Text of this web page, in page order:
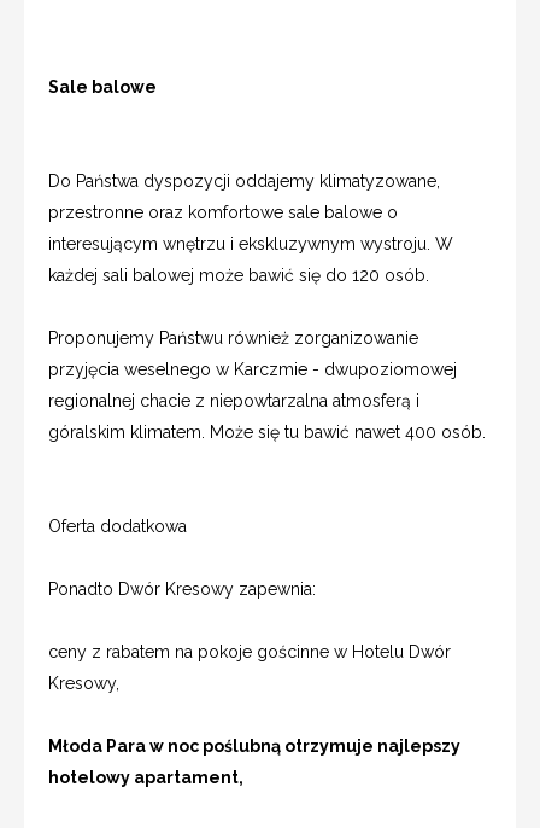
Sale balowe
Do Państwa dyspozycji oddajemy klimatyzowane,
przestronne oraz komfortowe sale balowe o
interesującym wnętrzu i ekskluzywnym wystroju. W
każdej sali balowej może bawić się do 120 osób.
Proponujemy Państwu również zorganizowanie
przyjęcia weselnego w Karczmie - dwupoziomowej
regionalnej chacie z niepowtarzalna atmosferą i
góralskim klimatem. Może się tu bawić nawet 400 osób.
Oferta dodatkowa
Ponadto Dwór Kresowy zapewnia:
ceny z rabatem na pokoje gościnne w Hotelu Dwór
Kresowy,
Młoda Para w noc poślubną otrzymuje najlepszy
hotelowy apartament,